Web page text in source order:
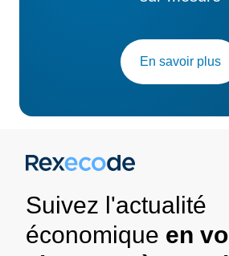
En savoir plus
Suivez l'actualité
économique en